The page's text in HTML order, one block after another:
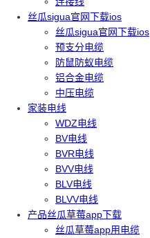
丝瓜sigua官网下载ios
丝瓜sigua官网下载ios
预支分电缆
防鼠防蚁电缆
铝合金电缆
中压电缆
家装电线
WDZ电线
BV电线
BVR电线
BVV电线
BLV电线
BLVV电线
产品丝瓜草莓app下载
丝瓜草莓app用电缆